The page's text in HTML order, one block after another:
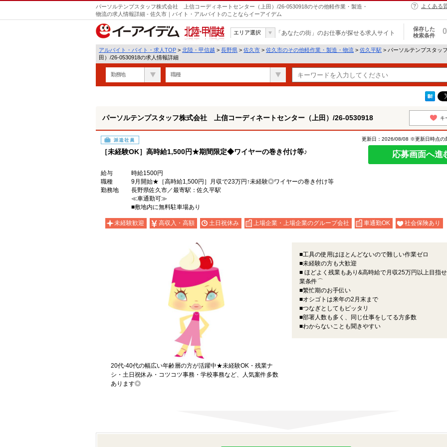
パーソルテンプスタッフ株式会社 上信コーディネートセンター（上田）/26-0530918のその他軽作業・製造・
物流の求人情報詳細 - 佐久市｜バイト・アルバイトのことならイーアイデム
よくある
北陸・甲信越
エリア選択 「あなたの街」のお仕事が探せる求人サイト
保存した
検索条件
0
アルバイト・バイト・求人TOP > 北陸・甲信越 > 長野県 > 佐久市 > 佐久市のその他軽作業・製造・物流 > 佐久平駅 > パーソルテンプスタッ
田）/26-0530918の求人情報詳細
勤務地 職種
パーソルテンプスタッフ株式会社 上信コーディネートセンター（上田）/26-0530918 キ
派遣社員
［未経験OK］高時給1,500円★期間限定◆ワイヤーの巻き付け等♪
更新日：2026/08/08 ※更新日時点の
応募画面へ進
給与
時給1500円
職種
9月開始★［高時給1,500円］月収で23万円↑未経験◎ワイヤーの巻き付け等
勤務地
長野県佐久市／最寄駅：佐久平駅
≪車通勤可≫
■敷地内に無料駐車場あり
未経験歓迎 高収入・高額 土日祝休み 上場企業・上場企業のグループ会社 車通勤OK 社会保険あり
20代-40代の幅広い年齢層の方が活躍中★未経験OK・残業ナ
シ・土日祝休み・コツコツ事務・学校事務など、人気案件多数
あります◎
■工具の使用はほとんどないので難しい作業ゼロ
■未経験の方も大歓迎
■ ほどよく残業もあり&高時給で月収25万円以上目指
業条件⌒
■繁忙期のお手伝い
■オシゴトは来年の2月末まで
■つなぎとしてもピッタリ
■部署人数も多く、同じ仕事をしてる方多数
■わからないことも聞きやすい